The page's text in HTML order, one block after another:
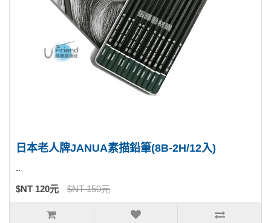
日本老人牌JANUA素描鉛筆(8B-2H/12入)
..
$NT 120元 $NT 150元